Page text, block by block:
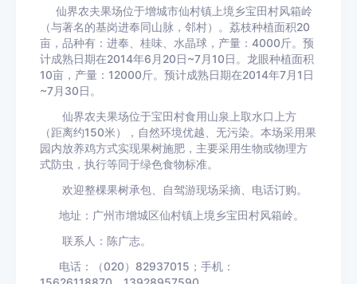
仙界农夫果场位于增城市仙村镇上境乡宝田村风箱岭
（与著名的基岗进奉同山脉，邻村）。荔枝种植面积20
亩，品种有：进奉、桂味、水晶球，产量：4000斤。预
计成熟日期在2014年6月20日~7月10日。龙眼种植面积
10亩，产量：12000斤。预计成熟日期在2014年7月1日
~7月30日。
仙界农夫果场位于宝田村食用山泉上取水口上方
（距离约150米），自然环境优越、无污染。本场采用果
园内放养鸡方式实现果树施肥，主要采用生物或物理方
式防虫，执行等同于绿色食物标准。
欢迎整棵果树承包、自驾游现场采摘、电话订购。
地址：广州市增城区仙村镇上境乡宝田村风箱岭。
联系人：陈广志。
电话：（020）82937015；手机：